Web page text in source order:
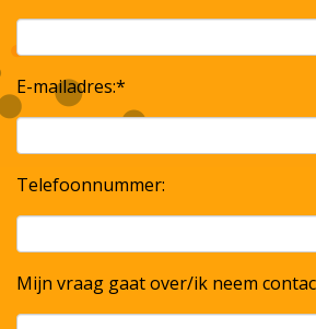
E-mailadres:*
Telefoonnummer:
Mijn vraag gaat over/ik neem